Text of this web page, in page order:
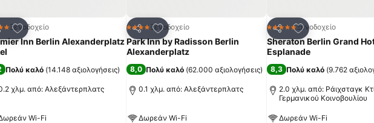
Προσθήκη στα αγαπημένα
Ξενοδοχείο
Inn Berlin Alexanderplatz
Πολύ καλό (14.148 αξιολογήσεις)
χλμ. από: Αλεξάντερπλατς
Wi-Fi
Κοινοποίηση
Προσθήκη στα αγαπημένα
4 ΑστέριαΞενοδοχείο
Park Inn by Radisson Berlin
Alexanderplatz
8,0 Πολύ καλό (62.000 αξιολογήσεις)
0.1 χλμ. από: Αλεξάντερπλατς
Δωρεάν Wi-Fi
Κοινοποίηση
Προσθήκη στα
5 ΑστέριαΞενοδοχείο
Sheraton Berlin Grand
Esplanade
8,3 Πολύ καλό (9.762
2.0 χλμ. από: Ράιχσταγκ
Γερμανικού Κοινοβουλίου
Δωρεάν Wi-Fi